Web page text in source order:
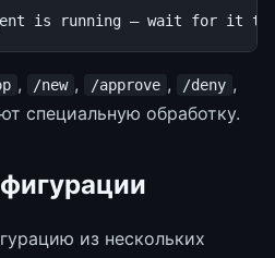
is running — wait for it
, /new , /approve , /deny ,
специальную обработку.
из нескольких